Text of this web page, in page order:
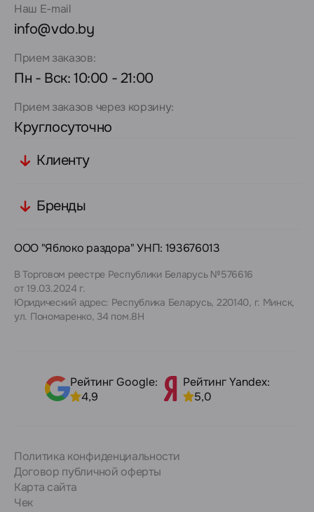
Наш E-mail
info@vdo.by
Прием заказов:
Пн - Вск: 10:00 - 21:00
Прием заказов через корзину:
Круглосуточно
Клиенту
Бренды
ООО "Яблоко раздора" УНП: 193676013
В Торговом реестре Республики Беларусь №576616
от 19.03.2024 г.
Юридический адрес: Республика Беларусь, 220140, г. Минск,
ул. Пономаренко, 34 пом.8Н
Рейтинг Google:
4,9
Рейтинг Yandex:
5,0
Политика конфиденциальности
Договор публичной оферты
Карта сайта
Чек